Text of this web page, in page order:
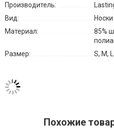
Производитель:
Вид:
Носки
Материал:
85%
Размер:
S, M, L
Похожие